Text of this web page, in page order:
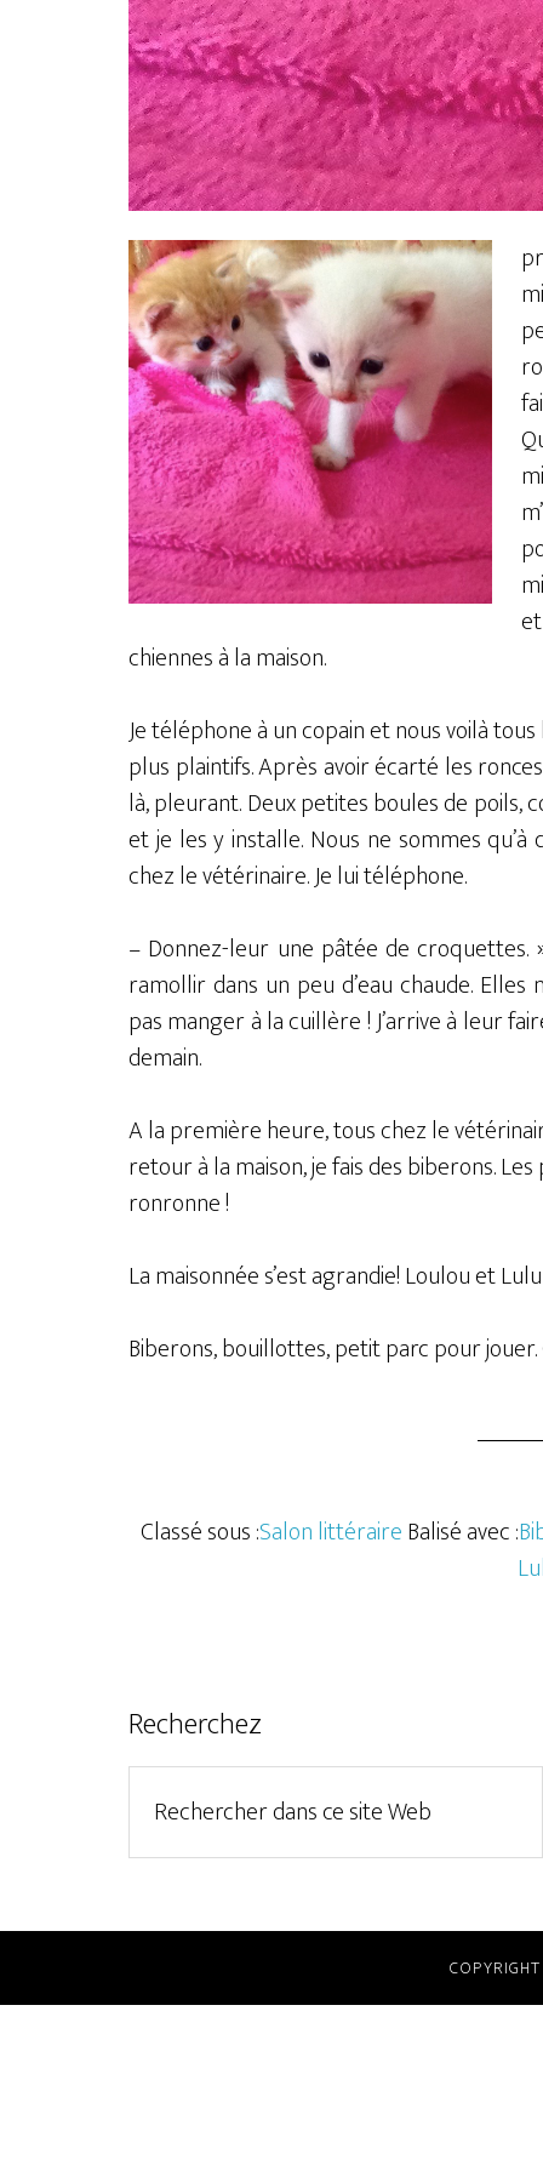
chiennes à la maison.
Je téléphone à un copain et nous voilà
plus plaintifs. Après avoir écarté les
là, pleurant. Deux petites boules de poils,
et je les y installe. Nous ne sommes
chez le vétérinaire. Je lui téléphone.
– Donnez-leur une pâtée de
ramollir dans un peu d’eau chaude.
pas manger à la cuillère ! J’arrive à leur
demain.
A la première heure, tous chez le
retour à la maison, je fais des biberons.
ronronne !
La maisonnée s’est agrandie! Loulou et
Biberons, bouillottes, petit parc pour
Classé sous :Salon littéraireBalisé avec :
Recherchez